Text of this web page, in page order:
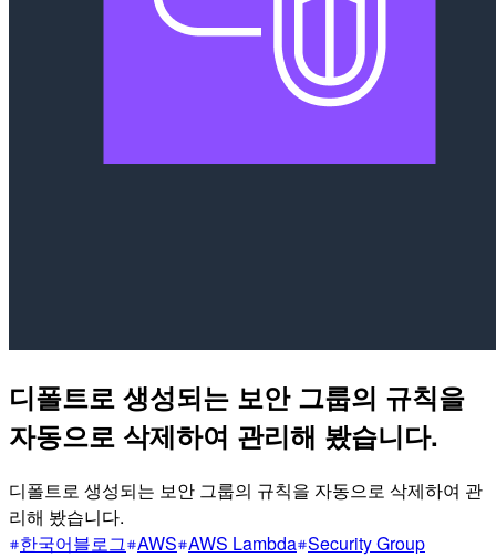
디폴트로 생성되는 보안 그룹의 규칙을
자동으로 삭제하여 관리해 봤습니다.
디폴트로 생성되는 보안 그룹의 규칙을 자동으로 삭제하여 관
리해 봤습니다.
한국어블로그 AWS AWS Lambda Security Group